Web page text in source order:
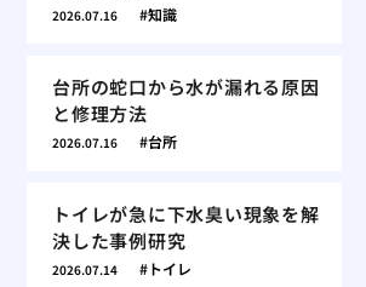
2026.07.16 知識
台所の蛇口から水が漏れる原因
と修理方法
2026.07.16 台所
トイレが急に下水臭い現象を解
決した事例研究
2026.07.14 トイレ